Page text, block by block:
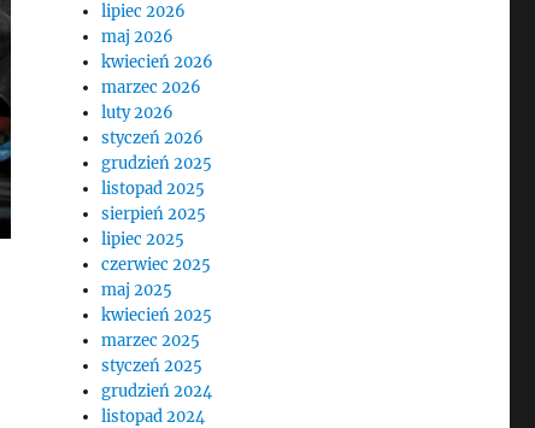
lipiec 2026
maj 2026
kwiecień 2026
marzec 2026
luty 2026
styczeń 2026
grudzień 2025
listopad 2025
sierpień 2025
lipiec 2025
czerwiec 2025
maj 2025
kwiecień 2025
marzec 2025
styczeń 2025
grudzień 2024
listopad 2024